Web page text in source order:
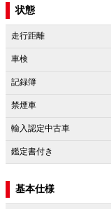
状態
走行距離
車検
記録簿
禁煙車
輸入認定中古車
鑑定書付き
基本仕様